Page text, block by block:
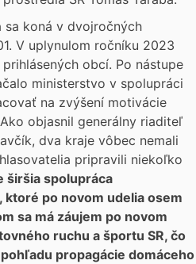
sa koná v dvojročných
V uplynulom ročníku 2023
obcí. Po nástupe
ministerstvo v spolupráci
na zvýšení motivácie
objasnil generálny riaditeľ
dva kraje vôbec nemali
pripravili niekoľko
širšia spolupráca
po novom udelia osem
sa má záujem po novom
ruchu a športu SR, čo
propagácie domáceho